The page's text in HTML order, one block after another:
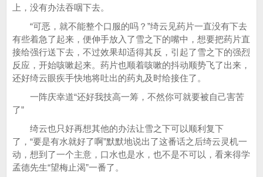
上，没有办法吞咽下去。
“可恶，就不能整个口服的吗？”绮云见药片一直没有下去
有些着急了起来，便伸手放入了雪之下的嘴中，想要把药片直
接给强行送下去，不过效果却适得其反，引起了雪之下的强烈
反应，开始咳嗽起来。药片也顺着咳嗽的抖动顺势飞了出来，
还好绮云眼疾手快地将吐出的药丸及时给接住了。
一阵庆幸道“还好我技高一筹，不然你可就要被自己害苦
了”
绮云也只好再想其他的办法让雪之下可以顺利复下
了，“要是有水就好了啊”默默地说出了这番话之后绮云灵机一
动，想到了一个主意，口水也是水，也不是不可以，看来得学
孟德先生“望梅止渴”一番了。